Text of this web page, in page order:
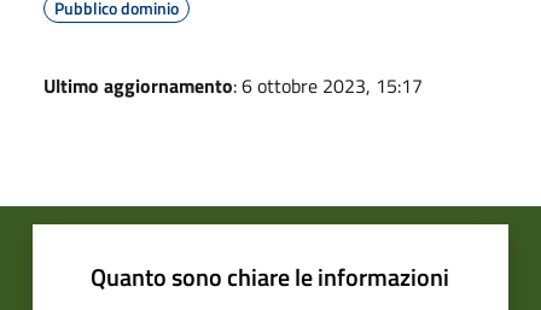
Pubblico dominio
Ultimo aggiornamento: 6 ottobre 2023, 15:17
Quanto sono chiare le informazioni